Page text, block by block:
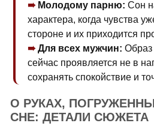
Молодому парню: Сон
характера, когда чувства
стороне и их приходится
Для всех мужчин: Образ
сейчас проявляется не в
сохранять спокойствие и
О РУКАХ,
СНЕ: ДЕТАЛИ СЮЖЕТА